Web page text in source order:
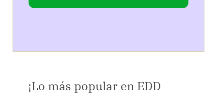
¡Lo más popular en EDD